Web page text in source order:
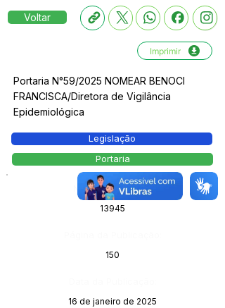
Voltar
Imprimir
Portaria N°59/2025 NOMEAR BENOCI
FRANCISCA/Diretora de Vigilância
Epidemiológica
Legislação
Portaria
Número do Diário:
13945
150
16 de janeiro de 2025